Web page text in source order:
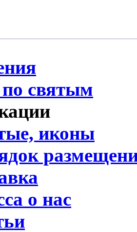
святым
иконы
о нас